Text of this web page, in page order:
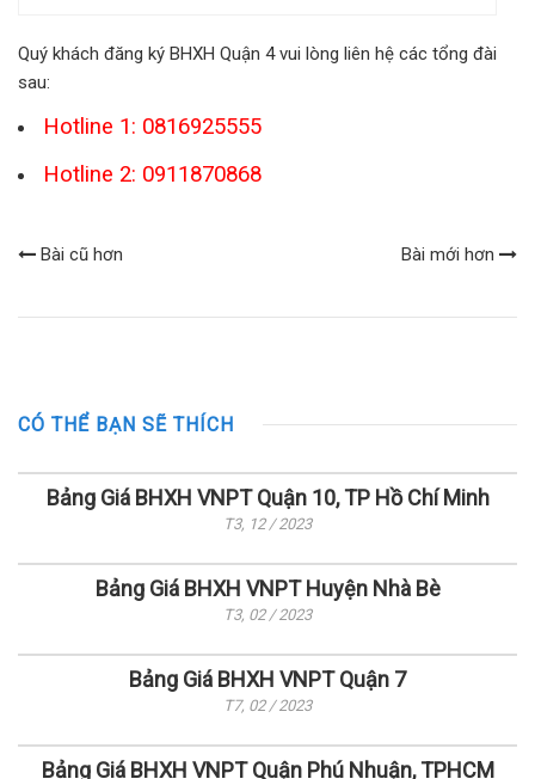
Quý khách đăng ký BHXH Quận 4 vui lòng liên hệ các tổng đài
sau:
Hotline 1: 0816925555
Hotline 2: 0911870868
Bài cũ hơn Bài mới hơn
CÓ THỂ BẠN SẼ THÍCH
Bảng Giá BHXH VNPT Quận 10, TP Hồ Chí Minh
T3, 12 / 2023
Bảng Giá BHXH VNPT Huyện Nhà Bè
T3, 02 / 2023
Bảng Giá BHXH VNPT Quận 7
T7, 02 / 2023
Bảng Giá BHXH VNPT Quận Phú Nhuận, TPHCM